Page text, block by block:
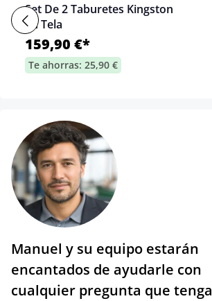
Set De 2 Taburetes Kingston
En Tela
159,90 €*
Te ahorras: 25,90 €
Manuel y su equipo estarán
encantados de ayudarle con
cualquier pregunta que tenga